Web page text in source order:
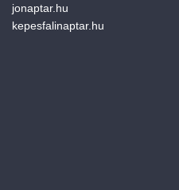
jonaptar.hu
kepesfalinaptar.hu